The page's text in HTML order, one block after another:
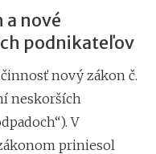
a nové
podnikateľov
nový zákon č.
neskorších
V
priniesol